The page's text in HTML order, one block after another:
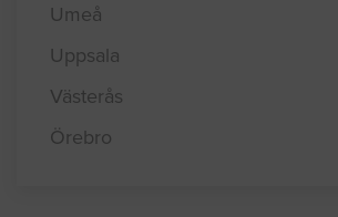
Stockholm
Sundsvall
Umeå
Uppsala